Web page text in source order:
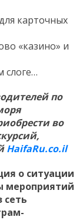
Искать
карточных
«казино» и
слоге…
по
во
HaifaRu.co.il
о ситуации
мероприятий
сеть